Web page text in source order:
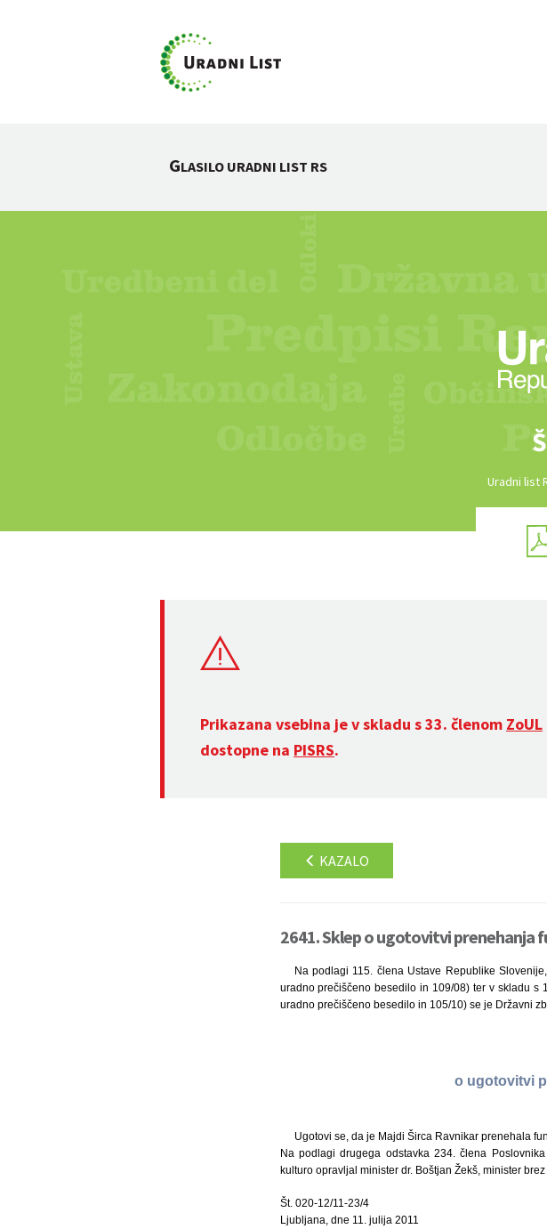
GLASILO URADNI LIST RS
Uradni list
Prikazana vsebina je v skladu s 33. členom ZoUL
dostopne na PISRS.
KAZALO
2641. Sklep o ugotovitvi prenehanja
Na podlagi 115. člena Ustave Republike
uradno prečiščeno besedilo in 109/08) ter v skladu s
uradno prečiščeno besedilo in 105/10) se je Državni
o ugotovitvi
Ugotovi se, da je Majdi Širca Ravnikar prenehala
Na podlagi drugega odstavka 234. člena
kulturo opravljal minister dr. Boštjan Žekš, minister
Št. 020-12/11-23/4
Ljubljana, dne 11. julija 2011